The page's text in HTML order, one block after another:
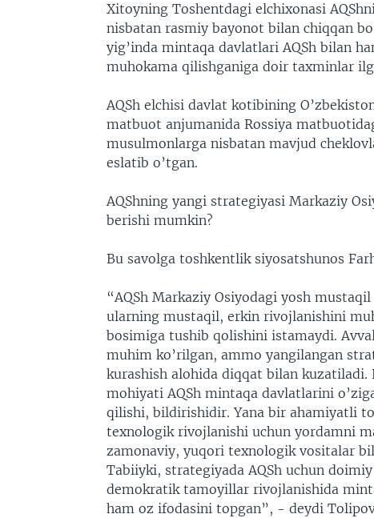
Xitoyning Toshentdagi elchixonasi
nisbatan rasmiy bayonot bilan chiqqan
yig’inda mintaqa davlatlari AQSh bilan
muhokama qilishganiga doir taxminlar
AQSh elchisi davlat kotibining
matbuot anjumanida Rossiya
musulmonlarga nisbatan mavjud
eslatib o’tgan.
AQShning yangi strategiyasi Markaziy
berishi mumkin?
Bu savolga toshkentlik siyosatshunos
“AQSh Markaziy Osiyodagi yosh
ularning mustaqil, erkin rivojlanishini
bosimiga tushib qolishini istamaydi.
muhim ko’rilgan, ammo yangilangan
kurashish alohida diqqat bilan
mohiyati AQSh mintaqa davlatlarini
qilishi, bildirishidir. Yana bir ahamiyatli
texnologik rivojlanishi uchun yordamni
zamonaviy, yuqori texnologik vositalar
Tabiiyki, strategiyada AQSh uchun
demokratik tamoyillar rivojlanishida
ham oz ifodasini topgan”, - deydi